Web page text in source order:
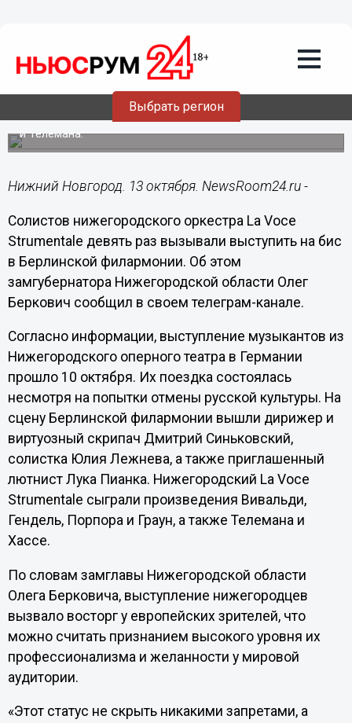
Выбрать регион
Солисты нижегородского оперного
театра сыграли в Берлинской
филармонии
Музыканты исполнили произведения Вивальди, Генделя
и Телемана.
Нижний Новгород. 13 октября. NewsRoom24.ru -
Солистов нижегородского оркестра La Voce
Strumentale девять раз вызывали выступить на бис
в Берлинской филармонии. Об этом
замгубернатора Нижегородской области Олег
Беркович сообщил в своем телеграм-канале.
Согласно информации, выступление музыкантов из
Нижегородского оперного театра в Германии
прошло 10 октября. Их поездка состоялась
несмотря на попытки отмены русской культуры. На
сцену Берлинской филармонии вышли дирижер и
виртуозный скрипач Дмитрий Синьковский,
солистка Юлия Лежнева, а также приглашенный
лютнист Лука Пианка. Нижегородский La Voce
Strumentale сыграли произведения Вивальди,
Гендель, Порпора и Граун, а также Телемана и
Хассе.
По словам замглавы Нижегородской области
Олега Берковича, выступление нижегородцев
вызвало восторг у европейских зрителей, что
можно считать признанием высокого уровня их
профессионализма и желанности у мировой
аудитории.
«Этот статус не скрыть никакими запретами, а